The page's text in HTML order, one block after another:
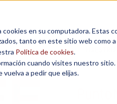
en su computadora. Estas
tanto en este sitio web como
Política de cookies.
cuando visites nuestro
vuelva a pedir que elijas.